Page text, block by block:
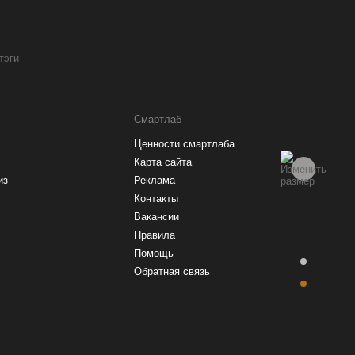
Смартлаб
Ценности смартлаба
Карта сайта
Реклама
Контакты
Вакансии
Правила
Помощь
Обратная связь